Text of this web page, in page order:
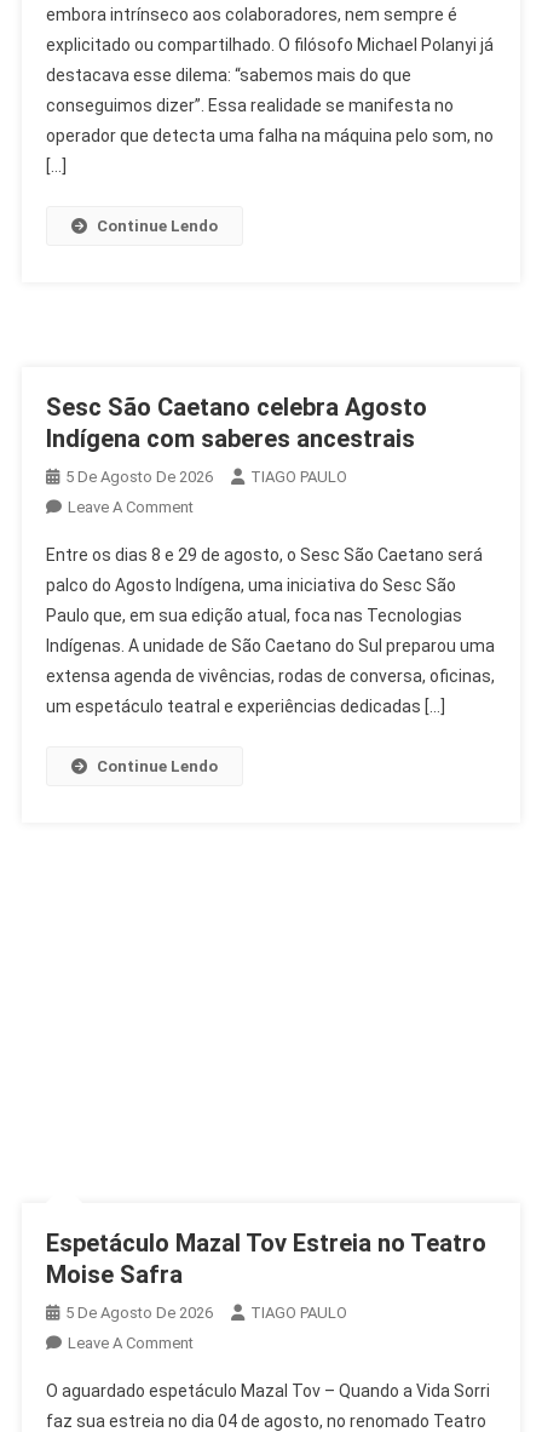
O
Saber
Que
Transforma
O
embora intrínseco aos colaboradores, nem sempre é
explicitado ou compartilhado. O filósofo Michael Polanyi já
destacava esse dilema: “sabemos mais do que
conseguimos dizer”. Essa realidade se manifesta no
operador que detecta uma falha na máquina pelo som, no
[…]
Continue Lendo
Sesc São Caetano celebra Agosto
Indígena com saberes ancestrais
5 De Agosto De 2026
TIAGO PAULO
Leave A CommentOn
São
Caetano
Celebra
Agosto
Indígena
Com
Ancestrais
Entre os dias 8 e 29 de agosto, o Sesc São Caetano será
palco do Agosto Indígena, uma iniciativa do Sesc São
Paulo que, em sua edição atual, foca nas Tecnologias
Indígenas. A unidade de São Caetano do Sul preparou uma
extensa agenda de vivências, rodas de conversa, oficinas,
um espetáculo teatral e experiências dedicadas […]
Continue Lendo
Espetáculo Mazal Tov Estreia no Teatro
Moise Safra
5 De Agosto De 2026
TIAGO PAULO
Leave A CommentOn
Mazal
Tov
O aguardado espetáculo Mazal Tov – Quando a Vida Sorri
faz sua estreia no dia 04 de agosto, no renomado Teatro